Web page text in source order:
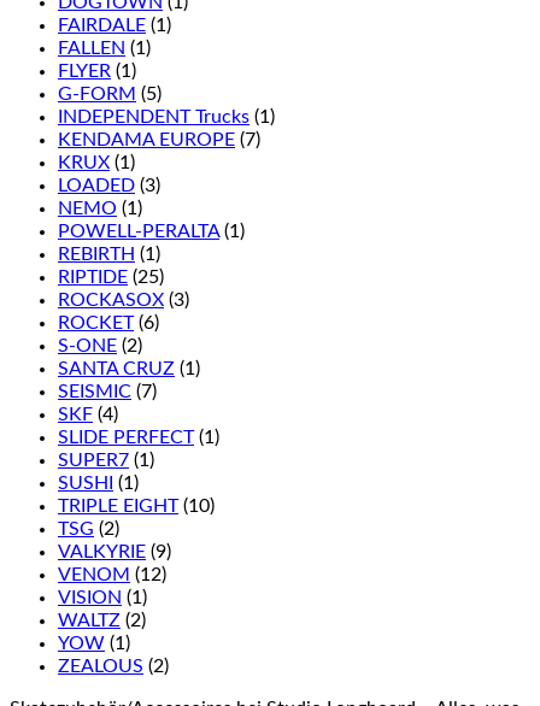
FAIRDALE (1)
FALLEN (1)
FLYER (1)
G-FORM (5)
INDEPENDENT Trucks (1)
KENDAMA EUROPE (7)
KRUX (1)
LOADED (3)
NEMO (1)
POWELL-PERALTA (1)
REBIRTH (1)
RIPTIDE (25)
ROCKASOX (3)
ROCKET (6)
S-ONE (2)
SANTA CRUZ (1)
SEISMIC (7)
SKF (4)
SLIDE PERFECT (1)
SUPER7 (1)
SUSHI
(1)
TRIPLE EIGHT (10)
TSG (2)
VALKYRIE (9)
VENOM (12)
VISION (1)
WALTZ (2)
YOW (1)
ZEALOUS (2)